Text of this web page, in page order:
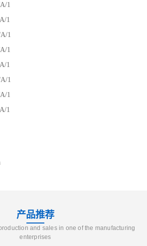
1
1
1
1
1
1
1
1
产品推荐
and sales in one of the manufacturing
enterprises